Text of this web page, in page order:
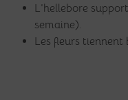
L’hellebore
semaine).
Les fleurs tiennent